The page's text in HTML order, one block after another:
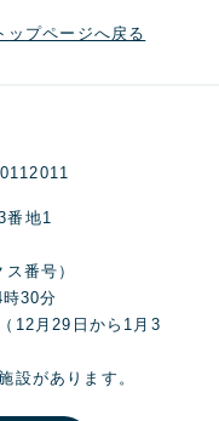
ップページへ戻る
地1
番号）
30分
12月29日から1月3
設があります。